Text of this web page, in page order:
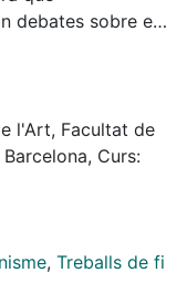
debates sobre el
las
por el
los temas de
Una
el público será en
l'Art, Facultat de
Curs:
, Treballs de fi